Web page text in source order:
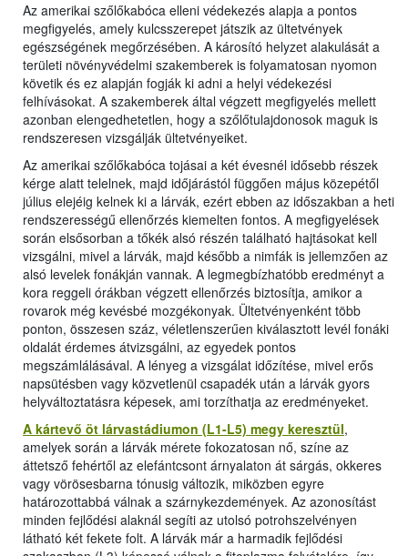
Az amerikai szőlőkabóca elleni védekezés alapja a pontos
megfigyelés, amely kulcsszerepet játszik az ültetvények
egészségének megőrzésében. A károsító helyzet alakulását a
területi növényvédelmi szakemberek is folyamatosan nyomon
követik és ez alapján fogják ki adni a helyi védekezési
felhívásokat. A szakemberek által végzett megfigyelés mellett
azonban elengedhetetlen, hogy a szőlőtulajdonosok maguk is
rendszeresen vizsgálják ültetvényeiket.
Az amerikai szőlőkabóca tojásai a két évesnél idősebb részek
kérge alatt telelnek, majd időjárástól függően május közepétől
július elejéig kelnek ki a lárvák, ezért ebben az időszakban a heti
rendszerességű ellenőrzés kiemelten fontos. A megfigyelések
során elsősorban a tőkék alsó részén található hajtásokat kell
vizsgálni, mivel a lárvák, majd később a nimfák is jellemzően az
alsó levelek fonákján vannak. A legmegbízhatóbb eredményt a
kora reggeli órákban végzett ellenőrzés biztosítja, amikor a
rovarok még kevésbé mozgékonyak. Ültetvényenként több
ponton, összesen száz, véletlenszerűen kiválasztott levél fonáki
oldalát érdemes átvizsgálni, az egyedek pontos
megszámlálásával. A lényeg a vizsgálat időzítése, mivel erős
napsütésben vagy közvetlenül csapadék után a lárvák gyors
helyváltoztatásra képesek, ami torzíthatja az eredményeket.
A kártevő öt lárvastádiumon (L1-L5) megy keresztül,
amelyek során a lárvák mérete fokozatosan nő, színe az
áttetsző fehértől az elefántcsont árnyalaton át sárgás, okkeres
vagy vörösesbarna tónusig változik, miközben egyre
határozottabbá válnak a szárnykezdemények. Az azonosítást
minden fejlődési alaknál segíti az utolsó potrohszelvényen
látható két fekete folt. A lárvák már a harmadik fejlődési